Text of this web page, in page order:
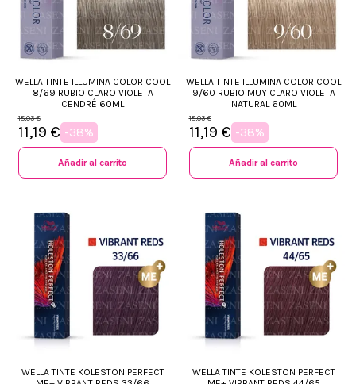
WELLA TINTE ILLUMINA COLOR COOL
8/69 RUBIO CLARO VIOLETA
CENDRÉ 60ML
18,03 €
11,19 € -38%
Añadir al carrito
WELLA TINTE ILLUMINA COLOR COOL
9/60 RUBIO MUY CLARO VIOLETA
NATURAL 60ML
18,03 €
11,19 € -38%
Añadir al carrito
WELLA TINTE KOLESTON PERFECT
WELLA TINTE KOLESTON PERFECT